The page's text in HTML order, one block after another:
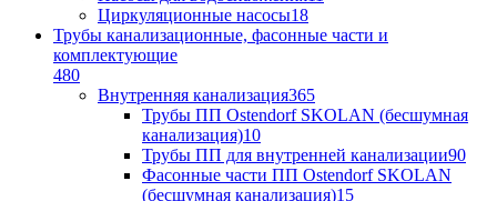
Циркуляционные насосы18
Трубы канализационные, фасонные части и
комплектующие
480
Внутренняя канализация365
Трубы ПП Ostendorf SKOLAN (бесшумная
канализация)10
Трубы ПП для внутренней канализации90
Фасонные части ПП Ostendorf SKOLAN
(бесшумная канализация)15